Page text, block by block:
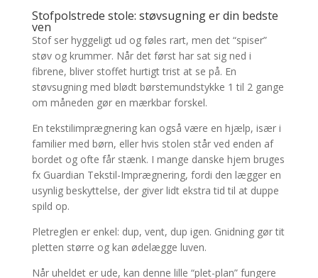
Stofpolstrede stole: støvsugning er din bedste
ven
Stof ser hyggeligt ud og føles rart, men det “spiser”
støv og krummer. Når det først har sat sig ned i
fibrene, bliver stoffet hurtigt trist at se på. En
støvsugning med blødt børstemundstykke 1 til 2 gange
om måneden gør en mærkbar forskel.
En tekstilimprægnering kan også være en hjælp, især i
familier med børn, eller hvis stolen står ved enden af
bordet og ofte får stænk. I mange danske hjem bruges
fx Guardian Tekstil-Imprægnering, fordi den lægger en
usynlig beskyttelse, der giver lidt ekstra tid til at duppe
spild op.
Pletreglen er enkel: dup, vent, dup igen. Gnidning gør tit
pletten større og kan ødelægge luven.
Når uheldet er ude, kan denne lille “plet-plan” fungere